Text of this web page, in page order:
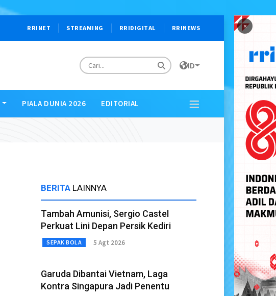
×
RRINET STREAMING RRIDIGITAL RRINEWS
ID
PIALA DUNIA 2026 EDITORIAL
BERITA LAINNYA
Tambah Amunisi, Sergio Castel
Perkuat Lini Depan Persik Kediri
SEPAK BOLA 5 Agt 2026
Garuda Dibantai Vietnam, Laga
Kontra Singapura Jadi Penentu